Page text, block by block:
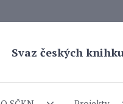
Svaz českých